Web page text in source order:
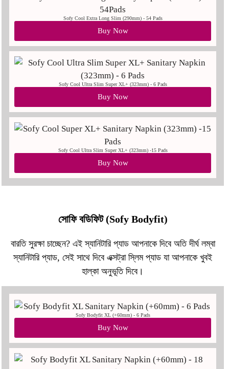
Sofy Cool Extra Long Slim (290mm) - 54 Pads
Buy Now
Sofy Cool Ultra Slim Super XL+ (323mm) - 6 Pads
Buy Now
Sofy Cool Ultra Slim Super XL+ (323mm) -15 Pads
Buy Now
সোফি বডিফিট (Sofy Bodyfit)
বারতি সুরক্ষা চাচ্ছেন? এই স্যানিটারি প্যাড আপনাকে দিবে অতি দীর্ঘ লম্বা
স্যানিটারি প্যাড, সেই সাথে দিবে এক্সট্রা স্লিম প্যাড যা আপনাকে খুবই
হাল্কা অনুভূতি দিবে।
Sofy Bodyfit XL (+60mm) - 6 Pads
Buy Now